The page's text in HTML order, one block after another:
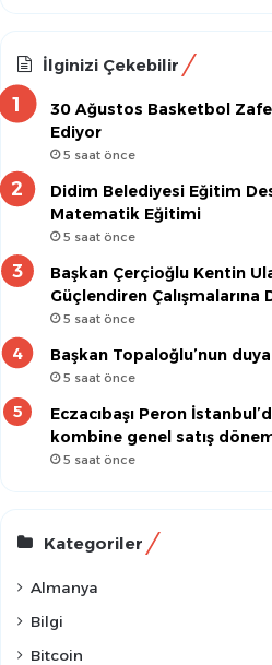
İlginizi Çekebilir
30 Ağustos Basketbol
Ediyor
5 saat önce
Didim Belediyesi Eğitim
Matematik Eğitimi
5 saat önce
Başkan Çerçioğlu Kentin
Güçlendiren Çalışmalarına
5 saat önce
Başkan Topaloğlu’nun
5 saat önce
Eczacıbaşı Peron
kombine genel satış
5 saat önce
Kategoriler
Almanya
Bilgi
Bitcoin